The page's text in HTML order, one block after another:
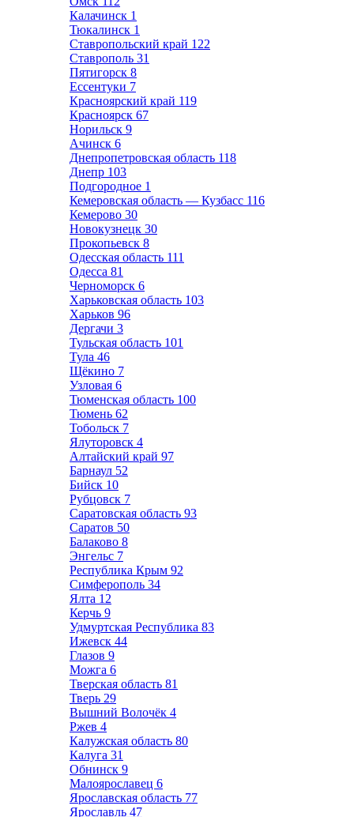
Калачинск 1
Тюкалинск 1
Ставропольский край 122
Ставрополь 31
Пятигорск 8
Ессентуки 7
Красноярский край 119
Красноярск 67
Норильск 9
Ачинск 6
Днепропетровская область 118
Днепр 103
Подгородное 1
Кемеровская область — Кузбасс 116
Кемерово 30
Новокузнецк 30
Прокопьевск 8
Одесская область 111
Одесса 81
Черноморск 6
Харьковская область 103
Харьков 96
Дергачи 3
Тульская область 101
Тула 46
Щёкино 7
Узловая 6
Тюменская область 100
Тюмень 62
Тобольск 7
Ялуторовск 4
Алтайский край 97
Барнаул 52
Бийск 10
Рубцовск 7
Саратовская область 93
Саратов 50
Балаково 8
Энгельс 7
Республика Крым 92
Симферополь 34
Ялта 12
Керчь 9
Удмуртская Республика 83
Ижевск 44
Глазов 9
Можга 6
Тверская область 81
Тверь 29
Вышний Волочёк 4
Ржев 4
Калужская область 80
Калуга 31
Обнинск 9
Малоярославец 6
Ярославская область 77
Ярославль 47